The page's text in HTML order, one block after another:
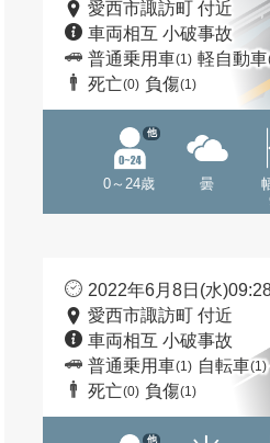
愛西市諏訪町 付近
車両相互 小破事故
普通乗用車(1) 軽自動車
死亡(0) 負傷(1)
0～24歳
他
曇
2022年6月8日(水
愛西市諏訪町 付近
車両相互 小破事故
普通乗用車(1) 自転車(1)
死亡(0) 負傷(1)
他